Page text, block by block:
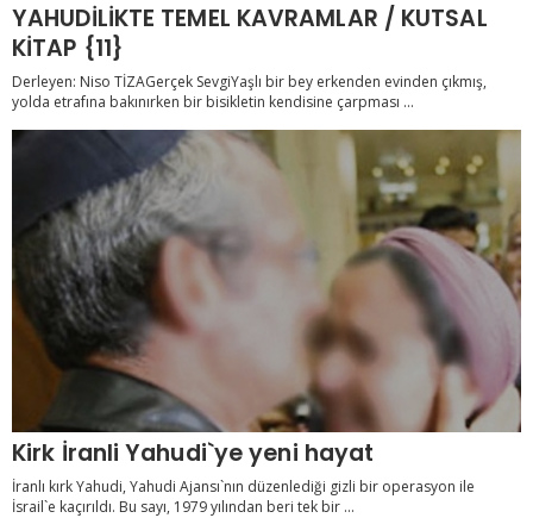
YAHUDİLİKTE TEMEL KAVRAMLAR / KUTSAL
KİTAP {11}
Derleyen: Niso TİZAGerçek SevgiYaşlı bir bey erkenden evinden çıkmış,
yolda etrafına bakınırken bir bisikletin kendisine çarpması ...
Kirk İranli Yahudi`ye yeni hayat
İranlı kırk Yahudi, Yahudi Ajansı`nın düzenlediği gizli bir operasyon ile
İsrail`e kaçırıldı. Bu sayı, 1979 yılından beri tek bir ...